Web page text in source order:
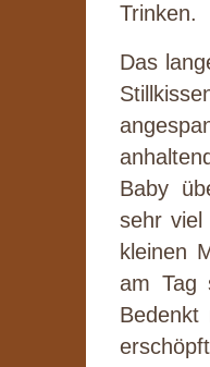
Trinken.
Das
Baby
sehr viel
kleinen
am Tag